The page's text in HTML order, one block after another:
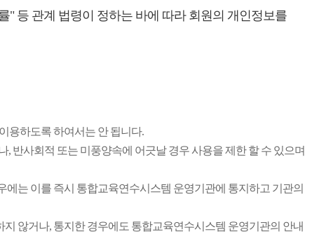
등 관계 법령이 정하는 바에 따라 회원의 개인정보를
용하도록 하여서는 안 됩니다.
반사회적 또는 미풍양속에 어긋날 경우 사용을 제한 할 수 있으며
는 이를 즉시 통합교육연수시스템 운영기관에 통지하고 기관의
않거나, 통지한 경우에도 통합교육연수시스템 운영기관의 안내